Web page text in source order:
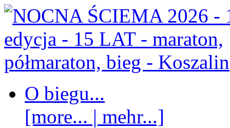
O biegu...
[more... | mehr...]